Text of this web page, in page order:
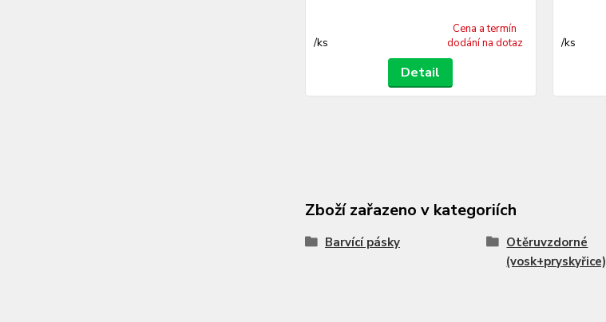
/ks
Cena a termín
dodání na dotaz
Detail
/ks
Zboží zařazeno v kategoriích
Barvící pásky
Otěruvzdorné
(vosk+pryskyřice)